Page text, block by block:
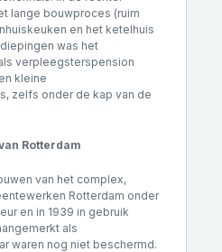
lange bouwproces (ruim
en het ketelhuis
was het
verpleegsterspension
kleine
zelfs onder de kap van de
Rotterdam
van het complex,
Rotterdam onder
en in 1939 in gebruik
als
waren nog niet beschermd.